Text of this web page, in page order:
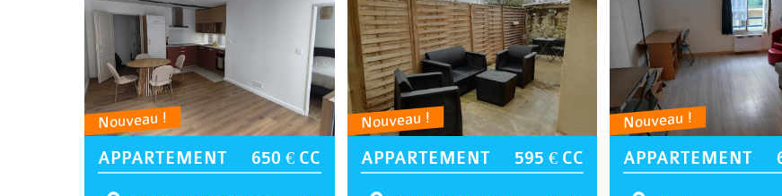
Nouveau !
APPARTEMENT 650 € CC
Nouveau !
APPARTEMENT 595 € CC
Nouveau !
APPARTEMENT